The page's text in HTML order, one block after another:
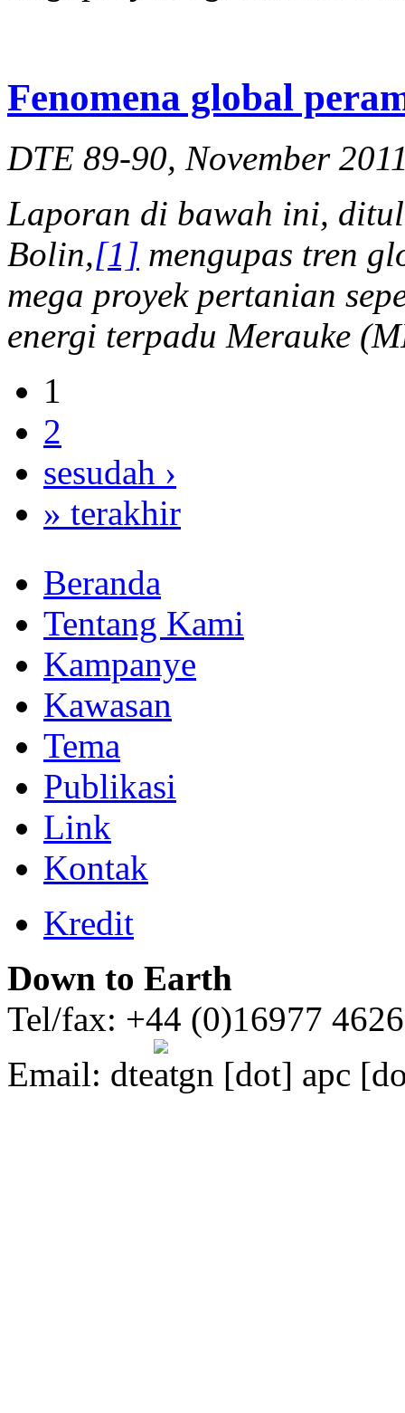
Fenomena global
DTE 89-90, November
Laporan di bawah ini,
Bolin,[1] mengupas tren
mega proyek pertanian
energi terpadu Merauke
1
2
sesudah ›
» terakhir
Beranda
Tentang Kami
Kampanye
Kawasan
Tema
Publikasi
Link
Kontak
Kredit
Down to Earth
Tel/fax: +44 (0)16977
Email: dte gn [dot] apc